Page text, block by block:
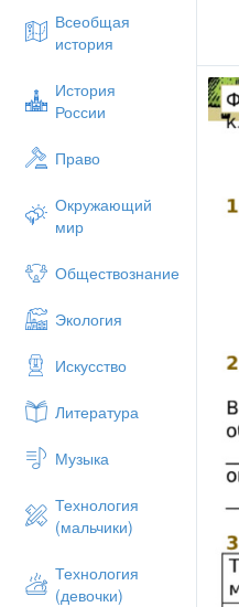
Всеобщая
история
История
России
Право
Окружающий
мир
Обществознание
Экология
Искусство
Литература
Музыка
Технология
(мальчики)
Технология
(девочки)